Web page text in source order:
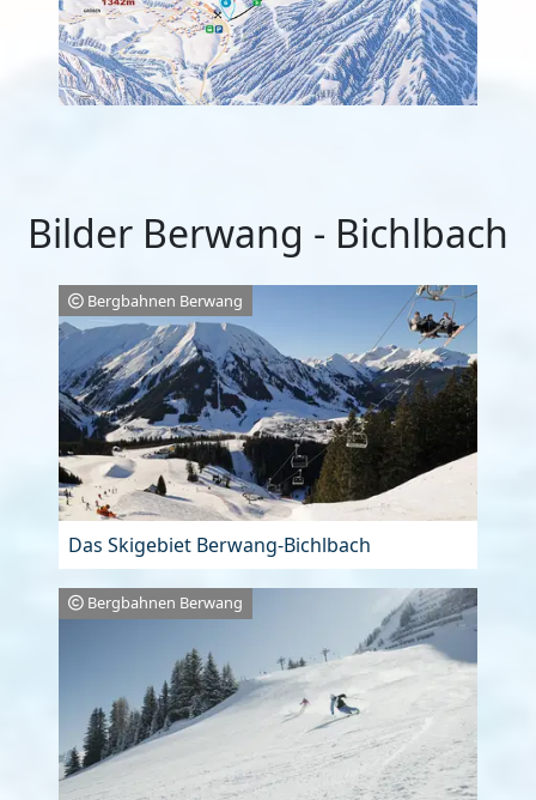
Bilder Berwang - Bichlbach
Bergbahnen Berwang
Das Skigebiet Berwang-Bichlbach
Bergbahnen Berwang